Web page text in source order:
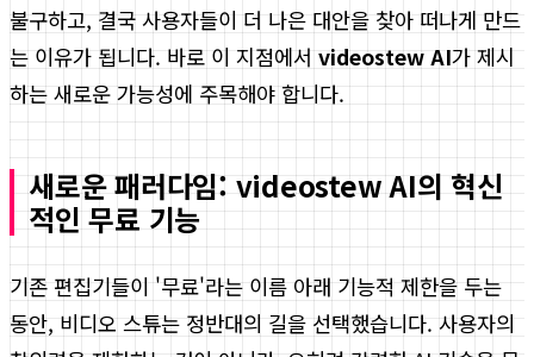
불구하고, 결국 사용자들이 더 나은 대안을 찾아 떠나게 만드
는 이유가 됩니다. 바로 이 지점에서 videostew AI가 제시
하는 새로운 가능성에 주목해야 합니다.
새로운 패러다임: videostew AI의 혁신
적인 무료 기능
기존 편집기들이 '무료'라는 이름 아래 기능적 제한을 두는
동안, 비디오 스튜는 정반대의 길을 선택했습니다. 사용자의